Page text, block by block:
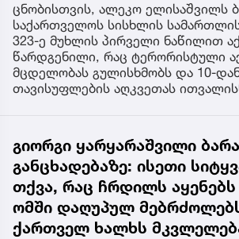
ცნობისთვის, ალეკო ელისაშვილს
საქართველოს სისხლის
323-ე მუხლის პირველი ნაწილით
წარდგენილი, რაც ტერორისტული
მცდელობას გულისხმობს და 10-
თავისუფლების აღკვეთას
გიორგი ყარყარაშვილი
განცხადებაზე: ისეთი
თქვა, რაც ჩრდილს
ომში დაღუპულ
ქართველ ხალხს